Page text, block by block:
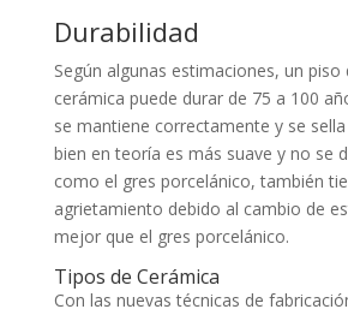
Durabilidad
Según algunas estimaciones, un piso
cerámica puede durar de 75 a 100
se mantiene correctamente y se
bien en teoría es más suave y no se
como el gres porcelánico, también
agrietamiento debido al cambio de
mejor que el gres porcelánico.
Tipos de Cerámica
Con las nuevas técnicas de